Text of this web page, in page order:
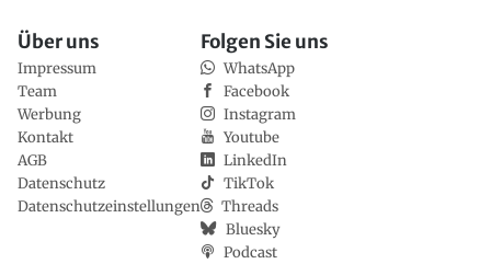
Über uns
Impressum
Team
Werbung
Kontakt
AGB
Datenschutz
Datenschutzeinstellungen
Folgen Sie uns
WhatsApp
Facebook
Instagram
Youtube
LinkedIn
TikTok
Threads
Bluesky
Podcast